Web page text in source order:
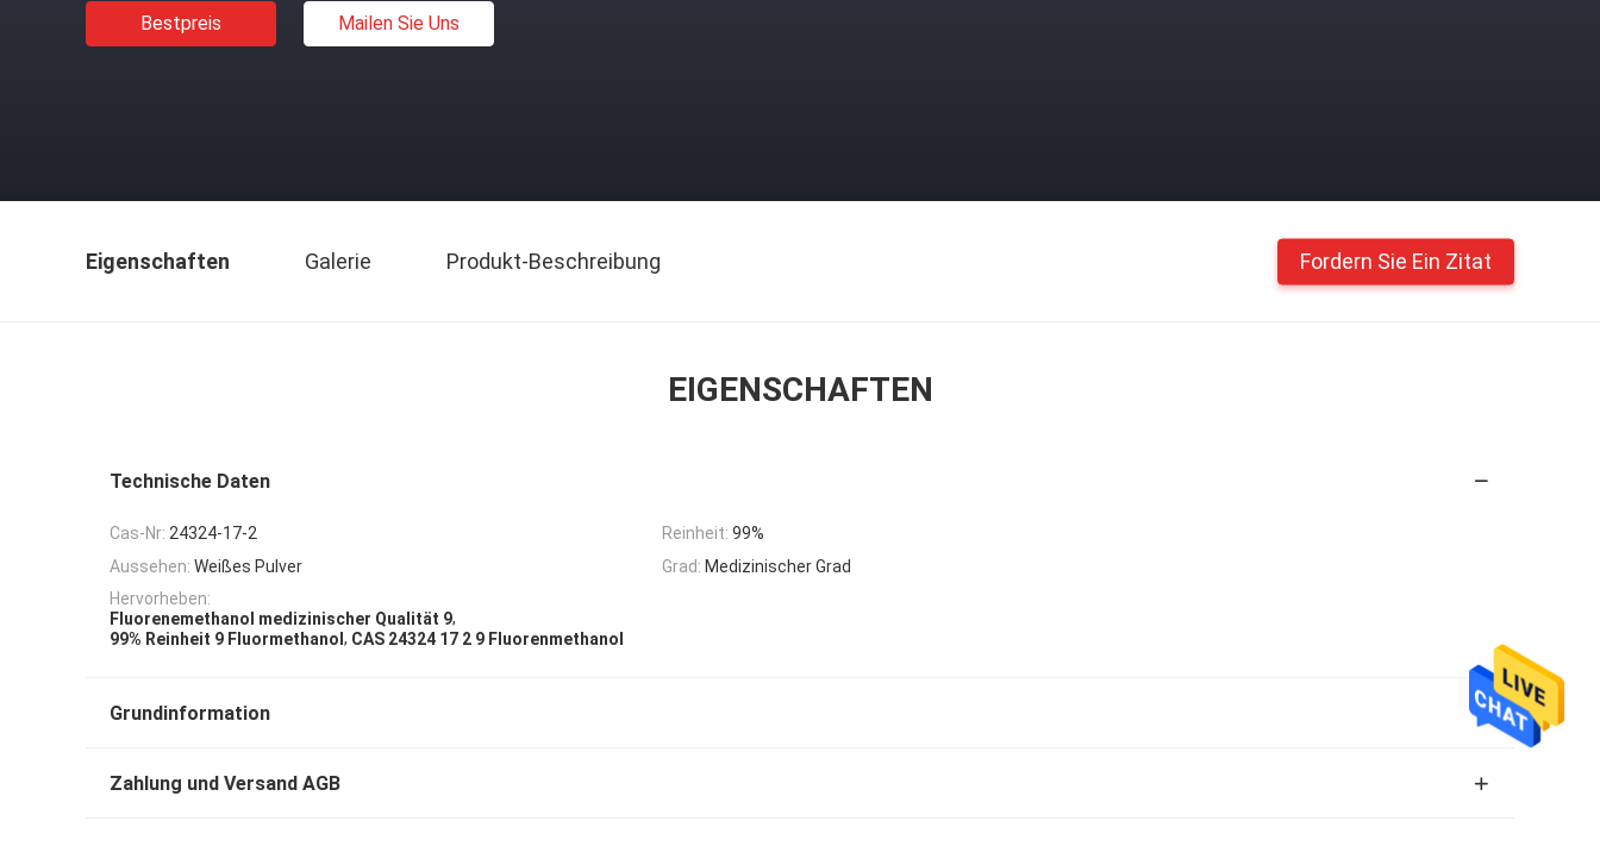
Bestpreis Mailen Sie Uns
Eigenschaften Galerie Produkt-Beschreibung Fordern Sie Ein Zitat
EIGENSCHAFTEN
Technische Daten
Cas-Nr: 24324-17-2 Reinheit: 99%
Aussehen: Weißes Pulver Grad: Medizinischer Grad
Hervorheben:
Fluorenemethanol medizinischer Qualität 9,
99% Reinheit 9 Fluormethanol , CAS 24324 17 2 9 Fluorenmethanol
Grundinformation
Zahlung und Versand AGB